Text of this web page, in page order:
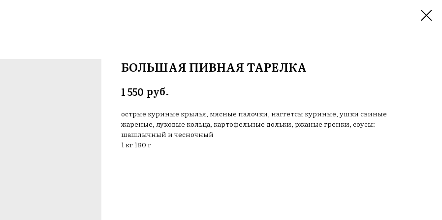
БОЛЬШАЯ ПИВНАЯ ТАРЕЛКА
1 550 руб.
острые куриные крылья, мясные палочки, наггетсы куриные, ушки свиные
жареные, луковые кольца, картофельные дольки, ржаные гренки, соусы:
шашлычный и чесночный
1 кг 180 г